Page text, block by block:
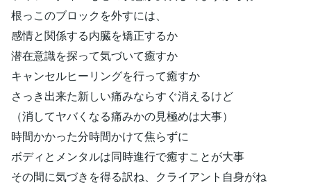
根っこのブロックを外すには、
感情と関係する内臓を矯正するか
潜在意識を探って気づいて癒すか
キャンセルヒーリングを行って癒すか
さっき出来た新しい痛みならすぐ消えるけど
（消してヤバくなる痛みかの見極めは大事）
時間かかった分時間かけて焦らずに
ボディとメンタルは同時進行で癒すことが大事
その間に気づきを得る訳ね、クライアント自身がね